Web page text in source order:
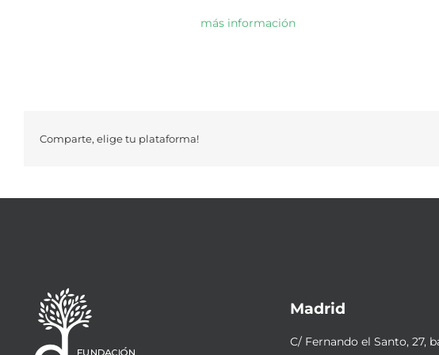
más información
Comparte, elige tu plataforma!
Madrid
C/ Fernando el Santo, 27,